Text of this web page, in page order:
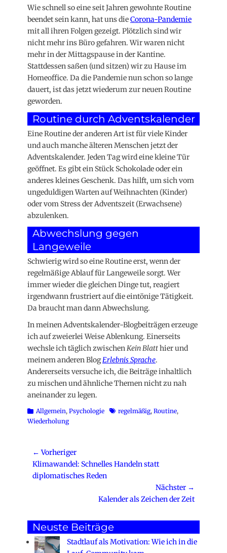
Wie schnell so eine seit Jahren gewohnte Routine
beendet sein kann, hat uns dieCorona-Pandemie
mit all ihren Folgen gezeigt. Plötzlich sind wir
nicht mehr ins Büro gefahren. Wir waren nicht
mehr in der Mittagspause in der Kantine.
Stattdessen saßen (und sitzen) wir zu Hause im
Homeoffice. Da die Pandemie nun schon so lange
dauert, ist das jetzt wiederum zur neuen Routine
geworden.
Routine durch Adventskalender
Eine Routine der anderen Art ist für viele Kinder
und auch manche älteren Menschen jetzt der
Adventskalender. Jeden Tag wird eine kleine Tür
geöffnet. Es gibt ein Stück Schokolade oder ein
anderes kleines Geschenk. Das hilft, um sich vom
ungeduldigen Warten auf Weihnachten (Kinder)
oder vom Stress der Adventszeit (Erwachsene)
abzulenken.
Abwechslung gegen
Langeweile
Schwierig wird so eine Routine erst, wenn der
regelmäßige Ablauf für Langeweile sorgt. Wer
immer wieder die gleichen Dinge tut, reagiert
irgendwann frustriert auf die eintönige Tätigkeit.
Da braucht man dann Abwechslung.
In meinen Adventskalender-Blogbeiträgen erzeuge
ich auf zweierlei Weise Ablenkung. Einerseits
wechsle ich täglich zwischenKein Blatthier und
meinem anderen BlogErlebnis Sprache.
Andererseits versuche ich, die Beiträge inhaltlich
zu mischen und ähnliche Themen nicht zu nah
aneinander zu legen.
Kategorien
Allgemein, Psychologie Schlagworte
regelmäßig, Routine,
Wiederholung
Beitragsnavigation
← Vorheriger
Vorheriger
Beitrag:
Klimawandel: Schnelles Handeln statt
diplomatisches Reden
Nächster →
Kalender als Zeichen der Zeit
Neuste Beiträge
Stadtlauf als Motivation: Wie ich in die